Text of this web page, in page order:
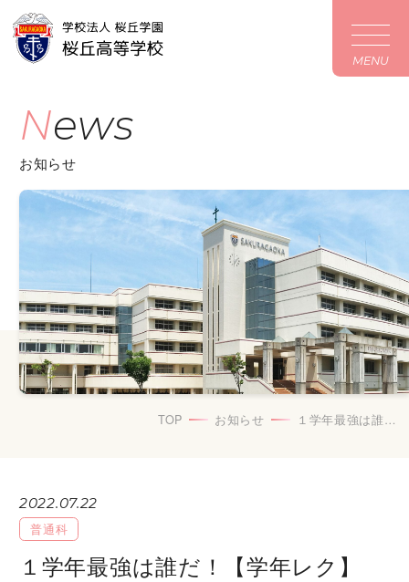
MENU
News
お知らせ
TOP お知らせ １学年最強は誰だ！【学年レク】
2022.07.22
普通科
１学年最強は誰だ！【学年レク】